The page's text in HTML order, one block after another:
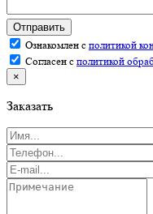
Отправить
Ознакомлен с политикой
Согласен с политикой
×
Заказать